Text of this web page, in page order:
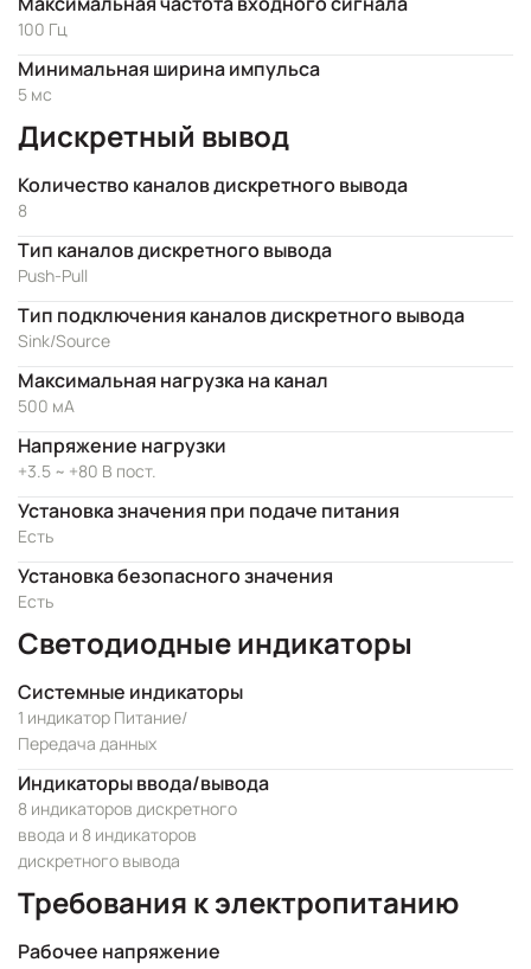
100 Гц
Минимальная ширина импульса
5 мс
Дискретный вывод
Количество каналов дискретного вывода
8
Тип каналов дискретного вывода
Push-Pull
Тип подключения каналов дискретного вывода
Sink/Source
Максимальная нагрузка на канал
500 мА
Напряжение нагрузки
+3.5 ~ +80 В пост.
Установка значения при подаче питания
Есть
Установка безопасного значения
Есть
Светодиодные индикаторы
Системные индикаторы
1 индикатор Питание/
Передача данных
Индикаторы ввода/вывода
8 индикаторов дискретного
ввода и 8 индикаторов
дискретного вывода
Требования к электропитанию
Рабочее напряжение